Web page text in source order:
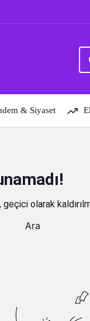
& Siyaset
geçici olarak